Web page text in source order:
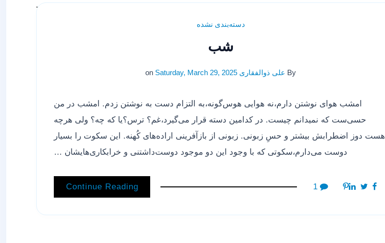
دسته‌بندی نشده
شب
By علی ذوالفقاری on Saturday, March 29, 2025
امشب هوای نوشتن دارم،نه هوایی هوس‌گونه،به التزام دست به نوشتن زدم. امشب در من
حسی‌ست که نمیدانم چیست. در کدامین دسته قرار می‌گیرد،غم؟ ترس؟یا که چه؟ ولی هرچه
هست دوز اضطرابش بیشتر و حسِ زبونی. زبونی از بازآفرینی اراده‌های کُهنه. این سکوت را بسیار
دوست می‌دارم،سکوتی که با وجود این دو موجود دوست‌داشتنی و خرابکاری‌هایشان …
Continue Reading 1